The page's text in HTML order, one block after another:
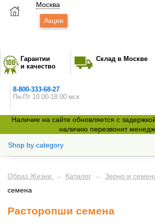
Москва
Акции
Гарантии
и качество
Склад в Москве
8-800-333-68-27
Пн-Пт 10:00-18:00 мск
Наличие на сайте обновляется с
наличию перезвонит
Shop by category
Образ Жизни → Каталог → Зерно и
семена
Расторопши семена